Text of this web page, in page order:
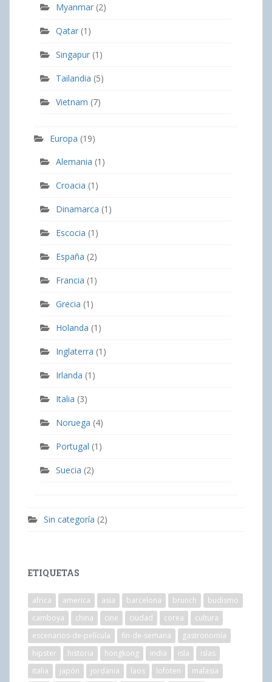
Myanmar (2)
Qatar (1)
Singapur (1)
Tailandia (5)
Vietnam (7)
Europa (19)
Alemania (1)
Croacia (1)
Dinamarca (1)
Escocia (1)
España (2)
Francia (1)
Grecia (1)
Holanda (1)
Inglaterra (1)
Irlanda (1)
Italia (3)
Noruega (4)
Portugal (1)
Suecia (2)
Sin categoría (2)
ETIQUETAS
africa america asia barcelona brunch
budismo
camboya
china cine ciudad corea
cultura
escenarios-de-película
fin-de-semana
gastronomía
hipster
historia hongkong india isla
islas
italia
japón jordania laos lofoten
malasia